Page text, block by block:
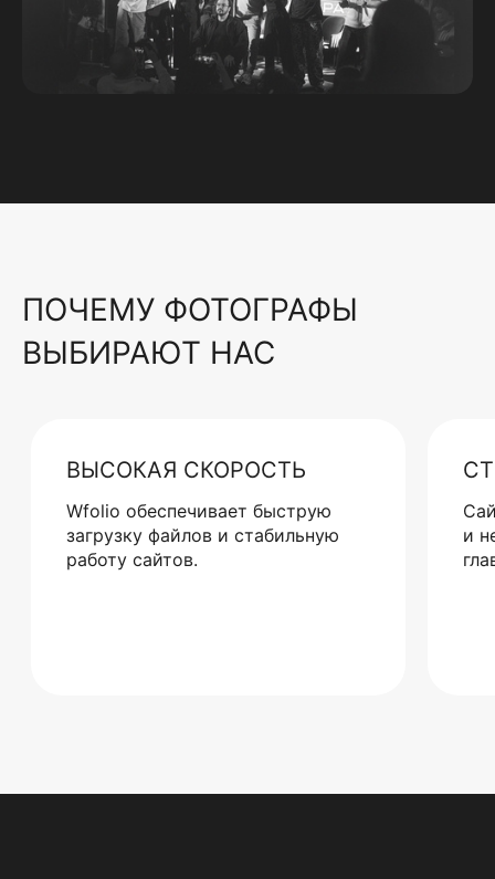
ПОЧЕМУ ФОТОГРАФЫ
ВЫБИРАЮТ НАС
ВЫСОКАЯ СКОРОСТЬ
Wfolio обеспечивает быструю
загрузку файлов и стабильную
работу сайтов.
и